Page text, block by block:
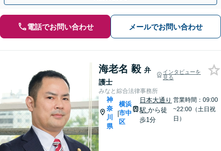
電話でお問い合わせ メールでお問い合わせ
海老名 毅 弁
護士
インタビューを
見る
みなと綜合法律事務所
神
奈
川
県
|
横浜
市中
区
日本大通り
駅から徒
歩1分
営業時間：09:00
~22:00（土日祝
日）